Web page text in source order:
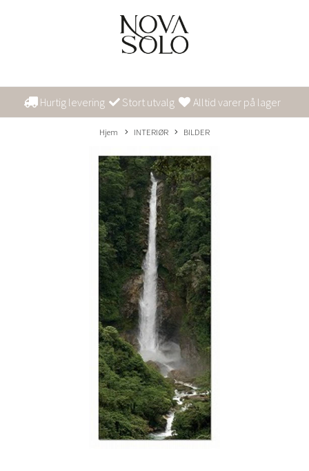
Hurtig levering Stort utvalg Alltid varer på lager
Hjem INTERIØR BILDER